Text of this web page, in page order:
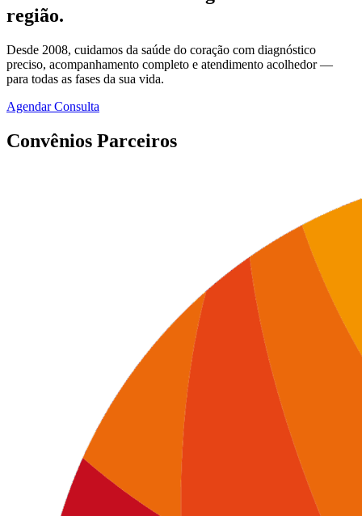
região.
Desde 2008, cuidamos da saúde do coração com diagnóstico
preciso, acompanhamento completo e atendimento acolhedor —
para todas as fases da sua vida.
Agendar Consulta
Convênios Parceiros